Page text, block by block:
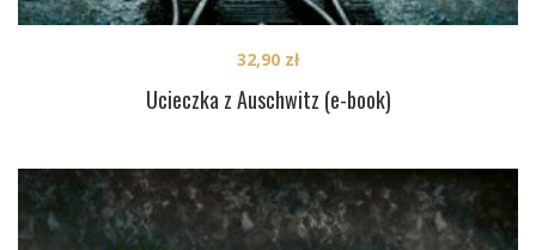
Ucieczka z Auschwitz (e-book)
32,90 zł